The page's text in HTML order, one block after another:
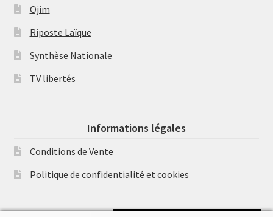
Ojim
Riposte Laïque
Synthèse Nationale
TV libertés
Informations légales
Conditions de Vente
Politique de confidentialité et cookies